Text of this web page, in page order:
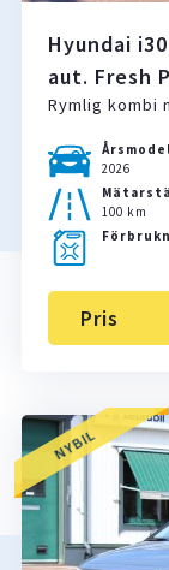
Hyundai
aut. Fresh
Rymlig kombi
2026
100 km
Pris
NYBIL